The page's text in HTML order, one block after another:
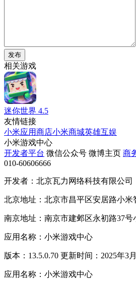
发布
相关游戏
迷你世界 4.5
友情链接
小米应用商店小米商城英雄互娱
小米游戏中心
开发者平台 微信公众号 微博主页 商
010-60606666
开发者：北京瓦力网络科技有限公司
北京地址：北京市昌平区安居路小米
南京地址：南京市建邺区永初路37号
应用名称：小米游戏中心
版本：13.5.0.70 更新时间：2025年3
应用名称：小米游戏中心